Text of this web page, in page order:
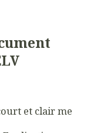
et clair me